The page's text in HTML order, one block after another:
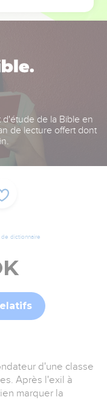
de la Bible en
de lecture offert dont
de dictionnaire
d'une classe
Après l'exil à
marquer la